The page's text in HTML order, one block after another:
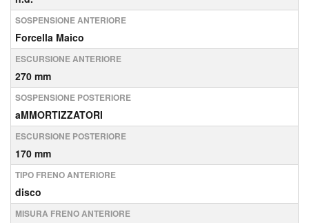
SOSPENSIONE ANTERIORE
Forcella Maico
ESCURSIONE ANTERIORE
270 mm
SOSPENSIONE POSTERIORE
aMMORTIZZATORI
ESCURSIONE POSTERIORE
170 mm
TIPO FRENO ANTERIORE
disco
MISURA FRENO ANTERIORE